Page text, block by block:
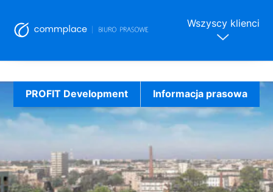
to
content
Wszyscy klienci
PROFIT Development Informacja prasowa